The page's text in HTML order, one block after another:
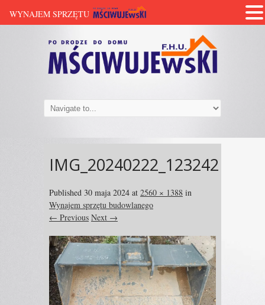
IMG_20240222_123242
Published 30 maja 2024 at 2560 × 1388 in
Wynajem sprzętu budowlanego
← Previous Next →
WYNAJEM SPRZĘTU